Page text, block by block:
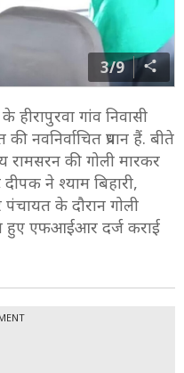
3/9
हीरापुरवा गांव निवासी
नवनिर्वाचित प्रधान हैं. बीते
रामसरन की गोली मारकर
ने श्याम बिहारी,
के दौरान गोली
हुए एफआईआर दर्ज कराई